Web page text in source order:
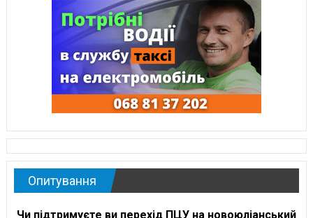
Опитування
Чи підтримуєте ви перехід ПЦУ на новоюліанський